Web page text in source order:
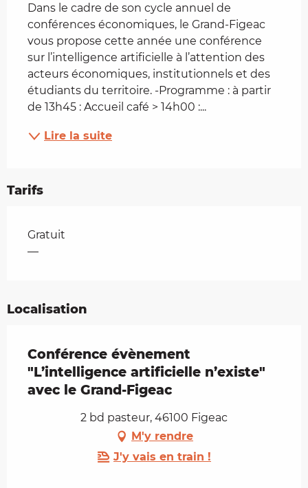
Dans le cadre de son cycle annuel de
conférences économiques, le Grand-Figeac
vous propose cette année une conférence
sur l’intelligence artificielle à l’attention des
acteurs économiques, institutionnels et des
étudiants du territoire. -Programme : à partir
de 13h45 : Accueil café > 14h00 :...
Lire la suite
Tarifs
Tarifs 2026
Gratuit
—
Localisation
Conférence évènement
"L’intelligence artificielle n’existe"
avec le Grand-Figeac
2 bd pasteur, 46100 Figeac
M'y rendre
J'y vais en train !